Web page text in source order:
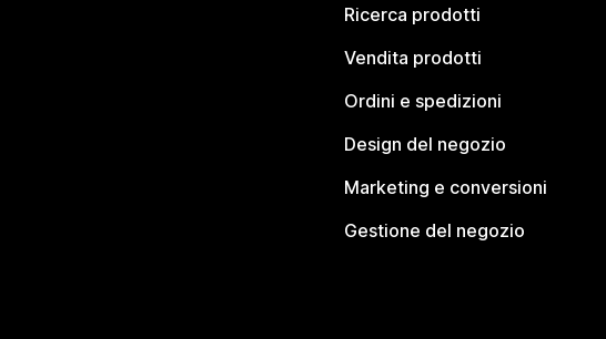
Ricerca prodotti
Vendita prodotti
Ordini e spedizioni
Design del negozio
Marketing e conversioni
Gestione del negozio